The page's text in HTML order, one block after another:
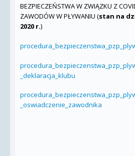
BEZPIECZEŃSTWA W ZWIĄZKU Z
ZAWODÓW W PŁYWANIU (stan na
2020 r.)
_deklaracja_klubu
_oswiadczenie_zawodnika